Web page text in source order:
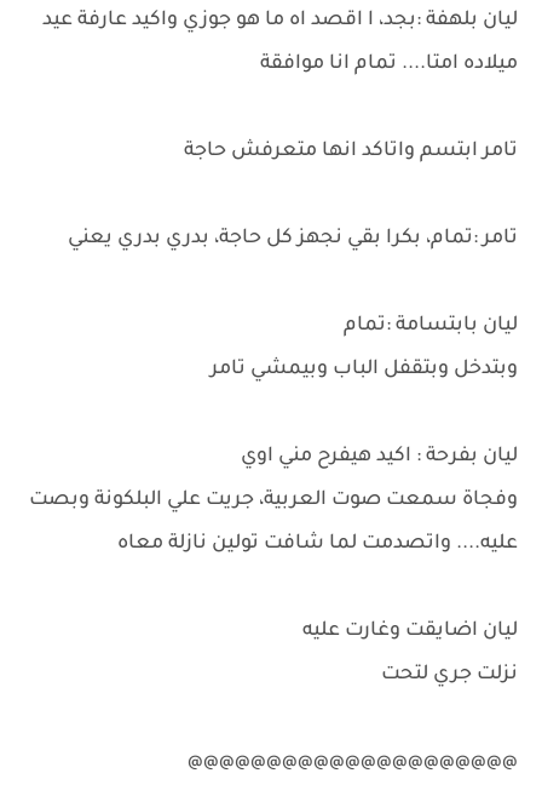
ليان بلهفة :بجد، ا اقصد اه ما هو جوزي واكيد عارفة عيد
ميلاده امتا.... تمام انا موافقة
تامر ابتسم واتاكد انها متعرفش حاجة
تامر :تمام، بكرا بقي نجهز كل حاجة، بدري بدري يعني
ليان بابتسامة :تمام
وبتدخل وبتقفل الباب وبيمشي تامر
ليان بفرحة : اكيد هيفرح مني اوي
وفجاة سمعت صوت العربية، جريت علي البلكونة وبصت
عليه.... واتصدمت لما شافت تولين نازلة معاه
ليان اضايقت وغارت عليه
نزلت جري لتحت
@@@@@@@@@@@@@@@@@@@@@